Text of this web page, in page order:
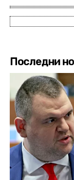
Последни